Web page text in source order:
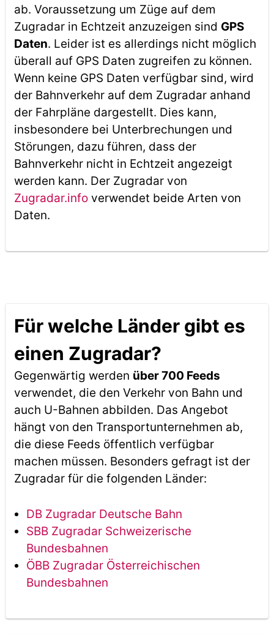
ab. Voraussetzung um Züge auf dem
Zugradar in Echtzeit anzuzeigen sind GPS
Daten. Leider ist es allerdings nicht möglich
überall auf GPS Daten zugreifen zu können.
Wenn keine GPS Daten verfügbar sind, wird
der Bahnverkehr auf dem Zugradar anhand
der Fahrpläne dargestellt. Dies kann,
insbesondere bei Unterbrechungen und
Störungen, dazu führen, dass der
Bahnverkehr nicht in Echtzeit angezeigt
werden kann. Der Zugradar von
Zugradar.infoverwendet beide Arten von
Daten.
Für welche Länder gibt es
einen Zugradar?
Gegenwärtig werden über 700 Feeds
verwendet, die den Verkehr von Bahn und
auch U-Bahnen abbilden. Das Angebot
hängt von den Transportunternehmen ab,
die diese Feeds öffentlich verfügbar
machen müssen. Besonders gefragt ist der
Zugradar für die folgenden Länder:
DB Zugradar Deutsche Bahn
SBB Zugradar Schweizerische
Bundesbahnen
ÖBB Zugradar Österreichischen
Bundesbahnen